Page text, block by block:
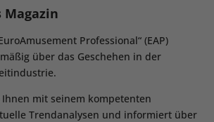
Magazin
Professional“ (EAP)
über das Geschehen in der
mit seinem kompetenten
Trendanalysen und informiert über